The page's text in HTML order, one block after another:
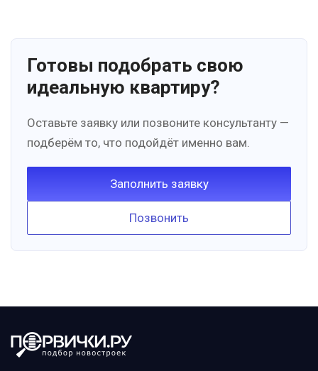
Готовы подобрать свою
идеальную квартиру?
Оставьте заявку или позвоните консультанту —
подберём то, что подойдёт именно вам.
Заполнить заявку
Позвонить